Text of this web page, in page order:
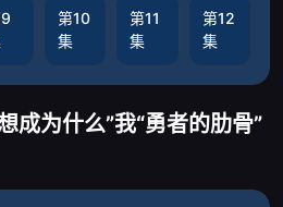
第10
集
第11
集
第12
集
成为什么”我“勇者的肋骨”